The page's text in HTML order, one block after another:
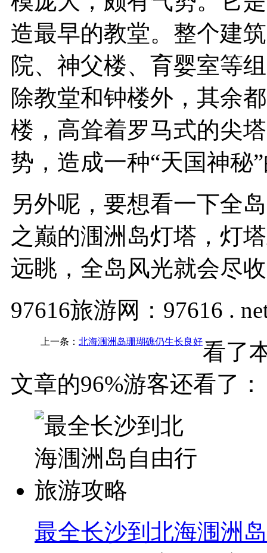
造最早的教堂。整个建
院、神父楼、育婴室等
除教堂和钟楼外，其余
楼，高耸着罗马式的尖
势，造成一种“天国神秘
另外呢，要想看一下全
之巅的涠洲岛灯塔，灯
远眺，全岛风光就会尽
97616旅游网：97616 .
上一条： 北海涠洲岛珊瑚礁仍生长良好看了
文章的96%游客还看了：
最全长沙到北海涠洲